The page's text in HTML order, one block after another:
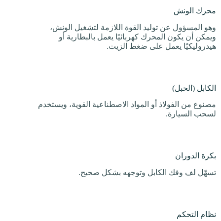
محرك الونش
وهو المسؤول عن توليد القوة اللازمة لتشغيل الونش،
ويمكن أن يكون المحرك كهربائيًا يعمل بالبطارية أو
هيدروليكيًا يعمل على ضغط الزيت.
الكابل (الحبل)
مصنوع من الفولاذ أو المواد الاصطناعية القوية، ويستخدم
لسحب السيارة.
بكرة الدوران
تسهّل لف وفك الكابل وتوجهه بشكل صحيح.
نظام التحكم